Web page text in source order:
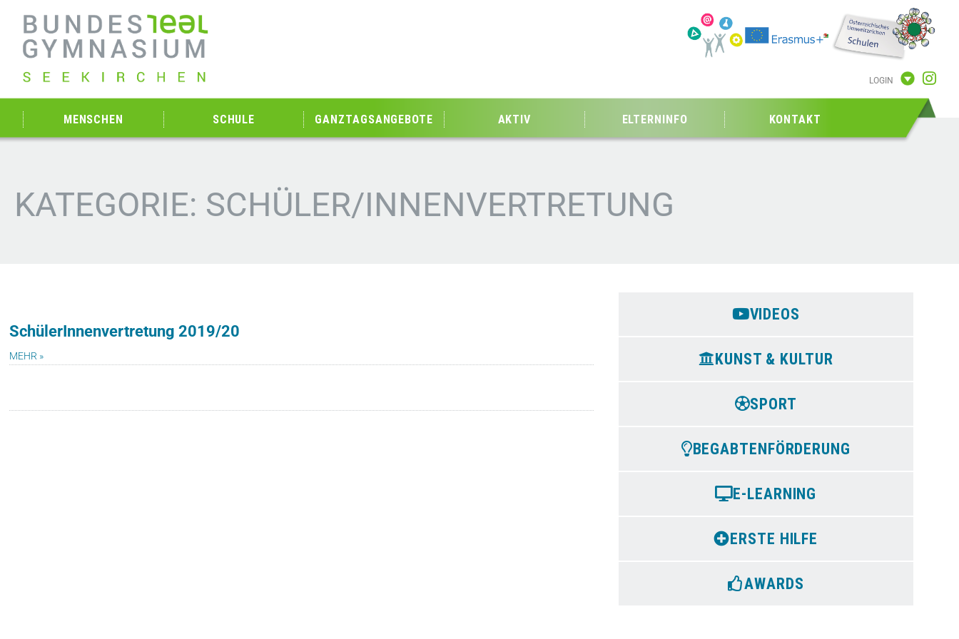
LOGIN
MENSCHEN SCHULE GANZTAGSANGEBOTE AKTIV ELTERNINFO KONTAKT
KATEGORIE: SCHÜLER/INNENVERTRETUNG
SchülerInnenvertretung 2019/20
MEHR »
VIDEOS
KUNST & KULTUR
SPORT
BEGABTENFÖRDERUNG
E-LEARNING
ERSTE HILFE
AWARDS